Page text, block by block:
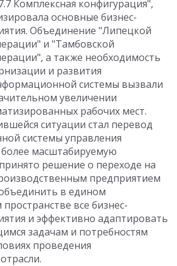
Комплексная конфигурация",
основные бизнес-
Объединение "Липецкой
и "Тамбовской
а также необходимость
и развития
системы вызвали
увеличении
рабочих мест.
ситуации стал перевод
системы управления
масштабируемую
решение о переходе на
предприятием
в едином
все бизнес-
и эффективно адаптировать
задачам и потребностям
проведения